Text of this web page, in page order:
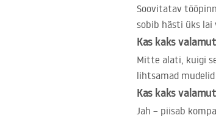
Soovitatav
sobib hästi üks lai
Kas kaks
Mitte alati, kuigi
lihtsamad
Kas kaks
Jah – piisab